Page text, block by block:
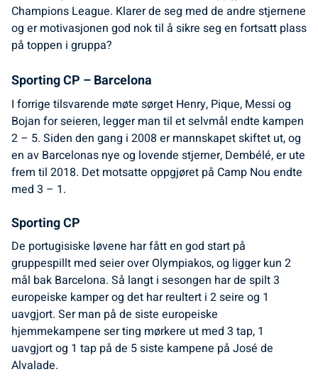
Champions League. Klarer de seg med de andre stjernene
og er motivasjonen god nok til å sikre seg en fortsatt plass
på toppen i gruppa?
Sporting CP – Barcelona
I forrige tilsvarende møte sørget Henry, Pique, Messi og
Bojan for seieren, legger man til et selvmål endte kampen
2 – 5. Siden den gang i 2008 er mannskapet skiftet ut, og
en av Barcelonas nye og lovende stjerner, Dembélé, er ute
frem til 2018. Det motsatte oppgjøret på Camp Nou endte
med 3 – 1.
Sporting CP
De portugisiske løvene har fått en god start på
gruppespillt med seier over Olympiakos, og ligger kun 2
mål bak Barcelona. Så langt i sesongen har de spilt 3
europeiske kamper og det har reultert i 2 seire og 1
uavgjort. Ser man på de siste europeiske
hjemmekampene ser ting mørkere ut med 3 tap, 1
uavgjort og 1 tap på de 5 siste kampene på José de
Alvalade.